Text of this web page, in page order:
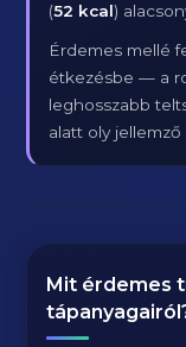
(52 kcal)
Érdemes mellé
étkezésbe — a
leghosszabb
alatt oly
Mit érdemes